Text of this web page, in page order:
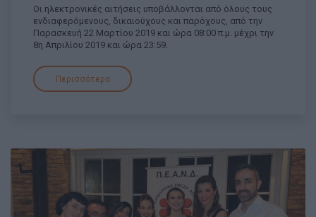
Οι ηλεκτρονικές αιτήσεις υποβάλλονται από όλους τους
ενδιαφερόμενους, δικαιούχους και παρόχους, από την
Παρασκευή 22 Μαρτίου 2019 και ώρα 08:00 π.μ. μέχρι την
8η Απριλίου 2019 και ώρα 23:59.
Περισσότερα